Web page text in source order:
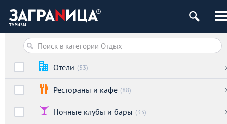
Отели (53)
Рестораны и кафе (88)
Ночные клубы и бары (33)